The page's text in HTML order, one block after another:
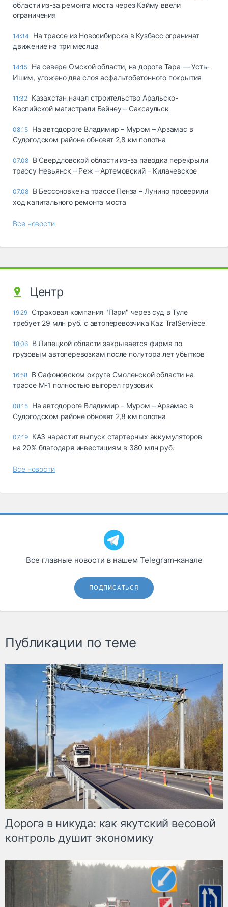
области из-за ремонта моста через Кайму ввели
ограничения
14:34
На трассе из Новосибирска в Кузбасс ограничат
движение на три месяца
14:15 На севере Омской области, на дороге Тара — Усть-
Ишим, уложено два слоя асфальтобетонного покрытия
11:32 Казахстан начал строительство Аральско-
Каспийской магистрали Бейнеу – Саксаульск
08:15 На автодороге Владимир – Муром – Арзамас в
Судогодском районе обновят 2,8 км полотна
07.08 В Свердловской области из-за паводка перекрыли
трассу Невьянск – Реж – Артемовский – Килачевское
07.08 В Бессоновке на трассе Пенза – Лунино проверили
ход капитального ремонта моста
Все новости
Центр
19:29 Страховая компания "Пари" через суд в Туле
требует 29 млн руб. с автоперевозчика Kaz TralServiece
18:06 В Липецкой области закрывается фирма по
грузовым автоперевозкам после полутора лет убытков
16:58 В Сафоновском округе Смоленской области на
трассе М-1 полностью выгорел грузовик
08:15 На автодороге Владимир – Муром – Арзамас в
Судогодском районе обновят 2,8 км полотна
07:19 КАЗ нарастит выпуск стартерных аккумуляторов
на 20% благодаря инвестициям в 380 млн руб.
Все новости
Все главные новости в нашем Telegram‑канале
ПОДПИСАТЬСЯ
Публикации по теме
Дорога в никуда: как якутский весовой
контроль душит экономику